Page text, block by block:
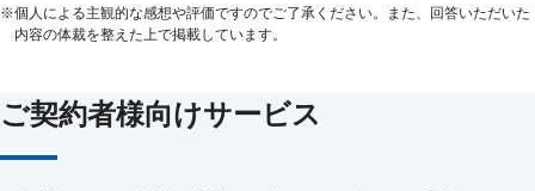
※個人による主観的な感想や評価ですのでご了承ください。また、回答いただいた
内容の体裁を整えた上で掲載しています。
ご契約者様向けサービス